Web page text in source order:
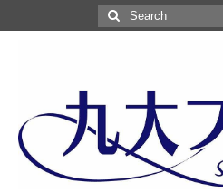
Search
for: